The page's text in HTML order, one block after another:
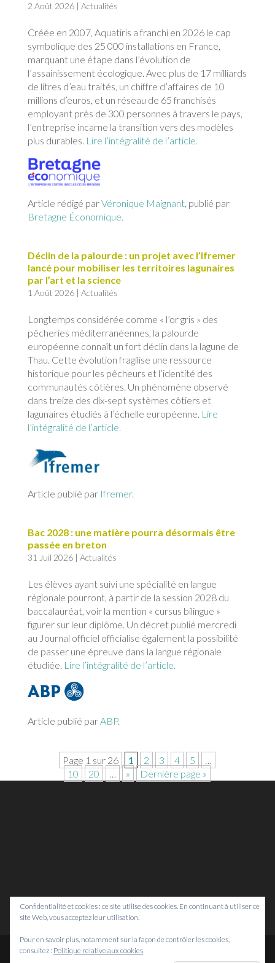
2 Août 2026| Actualités
Créée en 2007, Aquatiris a franchi en 2026 le cap
symbolique des 25 000 installations en France,
marquant une étape dans l’évolution de
l’assainissement écologique. Avec plus de 17 milliards
de litres d’eau traités, un chiffre d’affaires de 10
millions d’euros, et un réseau de 65 franchisés
employant près de 300 personnes à travers le pays,
l’entreprise incarne la transition vers des modèles
plus durables. Lire l’intégralité de l’article.
Article rédigé parVéronique Maignant, publié par
Bretagne Économique.
Déclin de la palourde : un projet avec l’Ifremer
lancé pour mobiliser les territoires lagunaires
par l’art et la science
1 Août 2026| Actualités
Longtemps considérée comme « l’or gris » des
pêcheries méditerranéennes, la palourde
européenne connaît un fort déclin dans la lagune de
Thau. Cette évolution fragilise une ressource
historique pour les pêcheurs et l’identité des
communautés côtières. Un phénomène observé
dans treize des dix-sept systèmes côtiers et
lagunaires étudiés à l’échelle européenne. Lire
l’intégralité de l’article.
Article publié par Ifremer.
Bac 2028 : une matière pourra désormais être
passée en breton
31 Juil 2026| Actualités
Les élèves ayant suivi une spécialité en langue
régionale pourront, à partir de la session 2028 du
baccalauréat, voir la mention « cursus bilingue »
figurer sur leur diplôme. Un décret publié mercredi
au Journal officiel officialise également la possibilité
de passer une épreuve dans la langue régionale
étudiée. Lire l’intégralité de l’article.
Article publié parABP.
Page 1 sur 26 1 2 3 4 5
…
10
20 … » Dernière page »
Confidentialité et cookies : ce site utilise des cookies. En continuant à utiliser ce
site Web, vous acceptez leur utilisation.
Pour en savoir plus, notamment sur la façon de contrôler les cookies,
consultez : Politique relative aux cookies